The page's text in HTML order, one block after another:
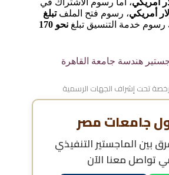
، أما رسوم الاشتراك في
، رسوم فتح الملفتبلغ
رسوم خدمة التنسيق تبلغ
نحو 170
هندسة جامعة القاهرة
تحت إشراف الجهات الرسمية
جامعات مصر
بين الماجستير التنفيذي
تواصل معنا الآن